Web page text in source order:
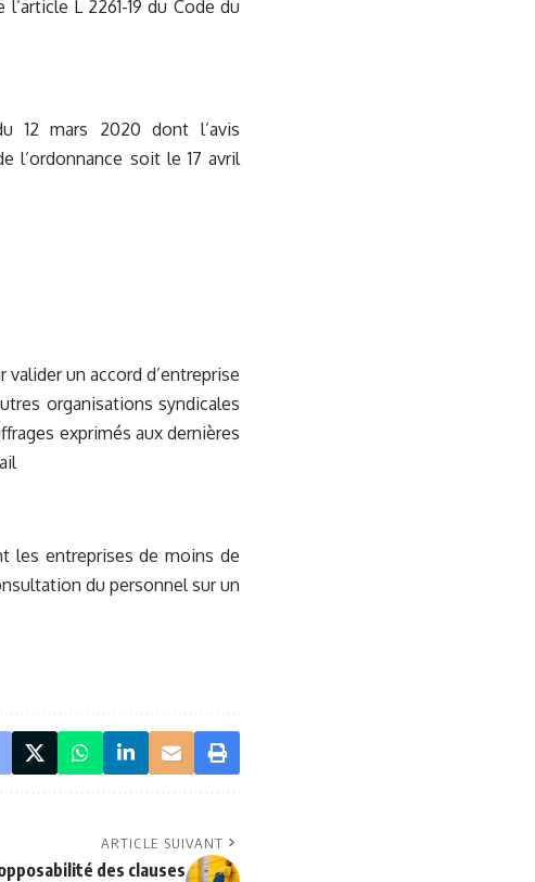
L 2261-19 du Code du
12 mars 2020 dont l’avis
l’ordonnance soit le 17 avril
un accord d’entreprise
organisations syndicales
exprimés aux dernières
les entreprises de moins de
du personnel sur un
ARTICLE SUIVANT
des clauses